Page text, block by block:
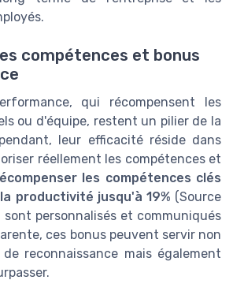
compétences et bonus
qui récompensent les
ou d'équipe, restent un pilier de la
leur efficacité réside dans
réellement les compétences et
les compétences clés
productivité jusqu'à 19% (Source
sont personnalisés et communiqués
ces bonus peuvent servir non
reconnaissance mais également